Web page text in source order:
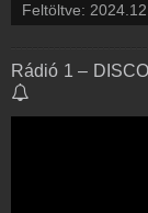
Feltöltve:
Rádió 1 –